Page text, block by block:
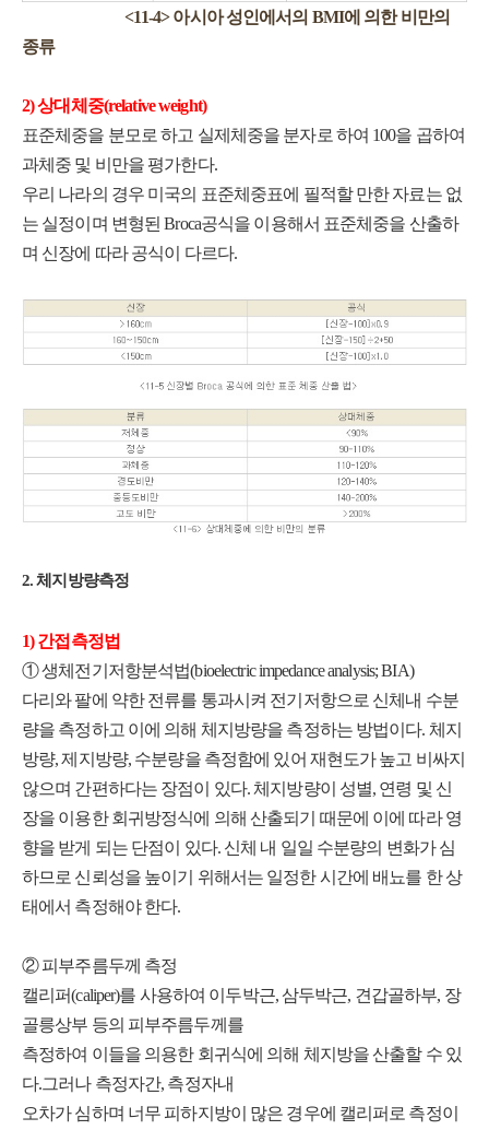
<11-4> 아시아 성인에서의 BMI에 의한 비만의
종류
2) 상대체중(relative weight)
표준체중을 분모로 하고 실제체중을 분자로 하여 100을 곱하여
과체중 및 비만을 평가한다.
우리 나라의 경우 미국의 표준체중표에 필적할 만한 자료는 없
는 실정이며 변형된 Broca공식을 이용해서 표준체중을 산출하
며 신장에 따라 공식이 다르다.
2. 체지방량측정
1) 간접측정법
① 생체전기저항분석법(bioelectric impedance analysis; BIA)
다리와 팔에 약한 전류를 통과시켜 전기저항으로 신체내 수분
량을 측정하고 이에 의해 체지방량을 측정하는 방법이다. 체지
방량, 제지방량, 수분량을 측정함에 있어 재현도가 높고 비싸지
않으며 간편하다는 장점이 있다. 체지방량이 성별, 연령 및 신
장을 이용한 회귀방정식에 의해 산출되기 때문에 이에 따라 영
향을 받게 되는 단점이 있다. 신체 내 일일 수분량의 변화가 심
하므로 신뢰성을 높이기 위해서는 일정한 시간에 배뇨를 한 상
태에서 측정해야 한다.
② 피부주름두께 측정
캘리퍼(caliper)를 사용하여 이두박근, 삼두박근, 견갑골하부, 장
골릉상부 등의 피부주름두께를
측정하여 이들을 의용한 회귀식에 의해 체지방을 산출할 수 있
다.그러나 측정자간, 측정자내
오차가 심하며 너무 피하지방이 많은 경우에 캘리퍼로 측정이